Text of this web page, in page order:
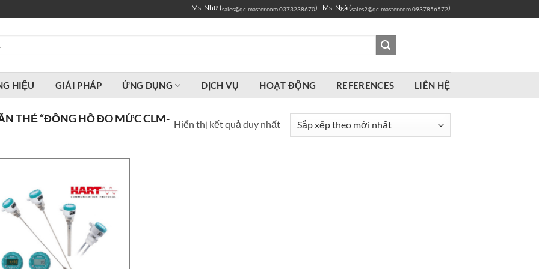
Ms. Như (sales@qc-master.com0373238670) - Ms. Ngà (sales2@qc-master.com0937856572)
HIỆU GIẢI PHÁP ỨNG DỤNG DỊCH VỤ HOẠT ĐỘNG REFERENCES LIÊN HỆ
THẺ “ĐỒNG HỒ ĐO MỨC CLM- Hiển thị kết quả duy nhất